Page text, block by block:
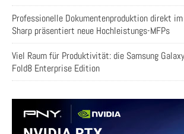
Professionelle Dokumentenproduktion direkt
Sharp präsentiert neue Hochleistungs-MFPs
Viel Raum für Produktivität: die Samsung
Fold8 Enterprise Edition